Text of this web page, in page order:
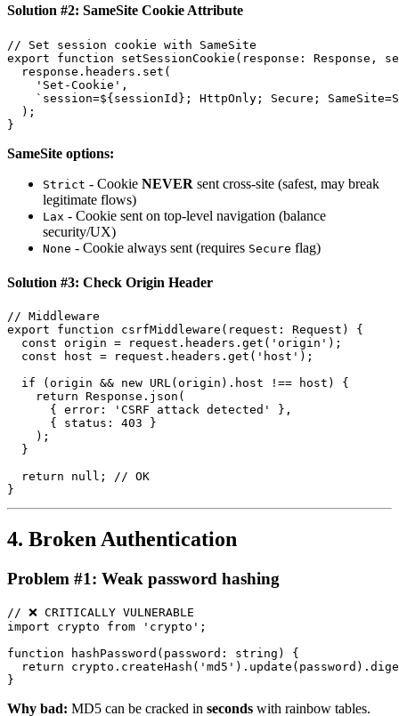
Solution #2: SameSite Cookie Attribute
// Set session cookie with SameSite
export function setSessionCookie(response:
  response.headers.set(
    'Set-Cookie',
`session=${sessionId}; HttpOnly; Secure;
  );
SameSite options:
Strict - Cookie NEVER sent cross-site (safest, may break
legitimate flows)
Lax - Cookie sent on top-level navigation (balance
security/UX)
None - Cookie always sent (requires Secure flag)
Solution #3: Check Origin Header
// Middleware
export function csrfMiddleware(request: Request) {
  const origin = request.headers.get('origin');
  const host = request.headers.get('host');
  if (origin && new URL(origin).host !== host) {
    return Response.json(
      { error: 'CSRF attack detected' },
      { status: 403 }
    );
  }
  return null; // OK
4. Broken Authentication
Problem #1: Weak password hashing
// ❌ CRITICALLY VULNERABLE
import crypto from 'crypto';
function hashPassword(password: string) {
return
Why bad: MD5 can be cracked in seconds with rainbow tables.